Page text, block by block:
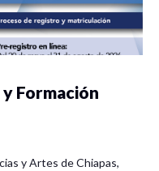
Formación
y Artes de Chiapas,